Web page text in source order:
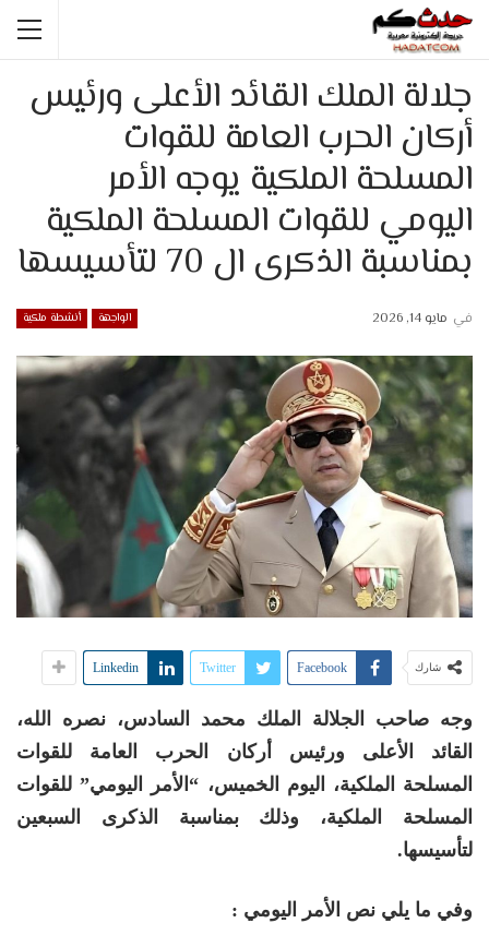
جلالة الملك القائد الأعلى ورئيس
أركان الحرب العامة للقوات
المسلحة الملكية يوجه الأمر
اليومي للقوات المسلحة الملكية
بمناسبة الذكرى ال 70 لتأسيسها
الواجهة أنشطة ملكية في مايو 14, 2026
شارك Facebook
Twitter
Linkedin
وجه صاحب الجلالة الملك محمد السادس، نصره الله،
القائد الأعلى ورئيس أركان الحرب العامة للقوات
المسلحة الملكية، اليوم الخميس، “الأمر اليومي” للقوات
المسلحة الملكية، وذلك بمناسبة الذكرى السبعين
لتأسيسها.
وفي ما يلي نص الأمر اليومي :